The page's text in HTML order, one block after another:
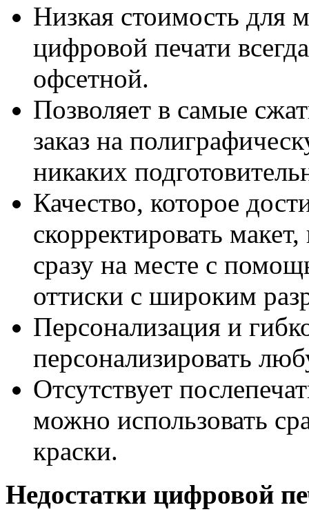
Низкая стоимость для
цифровой печати
офсетной.
Позволяет в самые
заказ на
никаких
Качество, которое
скорректировать
сразу на месте с
оттиски с широким
Персонализация и
персонализировать
Отсутствует
можно использовать
краски.
Недостатки цифровой